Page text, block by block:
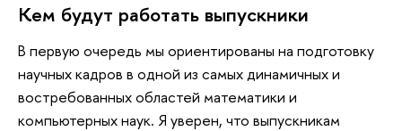
Кем будут работать выпускники
В первую очередь мы ориентированы на подготовку
научных кадров в одной из самых динамичных и
востребованных областей математики и
компьютерных наук. Я уверен, что выпускникам